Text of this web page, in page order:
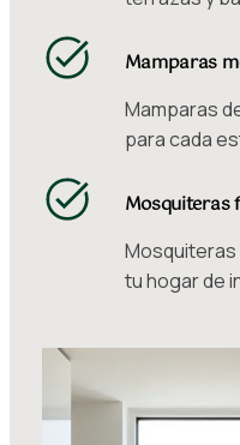
Mamparas
Mamparas
para cada
Mosquiteras
tu hogar de